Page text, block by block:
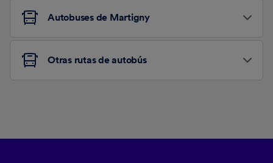
Autobuses de Martigny
Otras rutas de autobús